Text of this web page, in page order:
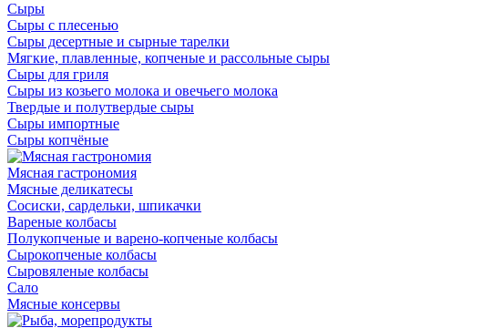
Сыры
Сыры с плесенью
Сыры десертные и сырные тарелки
Мягкие, плавленные, копченые и рассольные сыры
Сыры для гриля
Сыры из козьего молока и овечьего молока
Твердые и полутвердые сыры
Сыры импортные
Сыры копчёные
Мясная гастрономия
Мясные деликатесы
Сосиски, сардельки, шпикачки
Вареные колбасы
Полукопченые и варено-копченые колбасы
Сырокопченые колбасы
Сыровяленые колбасы
Сало
Мясные консервы